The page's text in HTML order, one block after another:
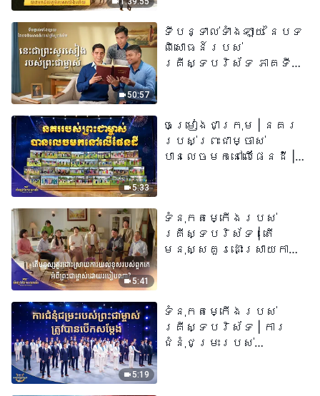
50:57
ទីបន្ទាល់ទាំងឡាយ នៃបទ
ពិសោធន៍របស់
គ្រីស្ទបរិស័ទ ភាគទី
5:33
ចម្រៀងជាក្រុម | នគរ
របស់ព្រះជាម្ចាស់
បានលេចមកនៅលើផែនដី |
5:41
ទំនុកតម្កើង​របស់​
គ្រីស្ទបរិស័ទ​ | តើ
មនុស្សគួរដោះស្រាយការ
២០២៦
5:19
ទំនុកតម្កើង​របស់​
គ្រីស្ទបរិស័ទ | ការ
ជំនុំជម្រះរបស់